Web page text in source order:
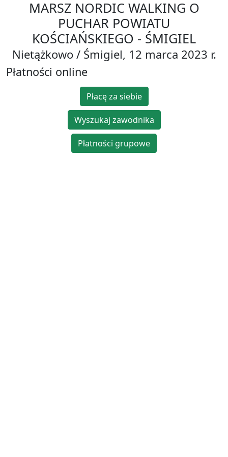
MARSZ NORDIC WALKING O
PUCHAR POWIATU
KOŚCIAŃSKIEGO - ŚMIGIEL
Nietążkowo / Śmigiel, 12 marca 2023 r.
Płatności online